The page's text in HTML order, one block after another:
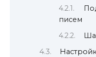
писем